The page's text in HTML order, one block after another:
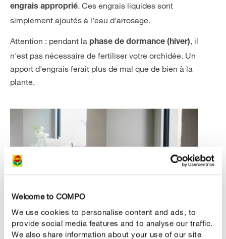
Welcome to COMPO
We use cookies to personalise content and ads, to
provide social media features and to analyse our traffic.
We also share information about your use of our site
engrais approprié. Ces engrais liquides sont
simplement ajoutés à l'eau d'arrosage.
Attention : pendant la phase de dormance (hiver), il
n'est pas nécessaire de fertiliser votre orchidée. Un
apport d'engrais ferait plus de mal que de bien à la
plante.